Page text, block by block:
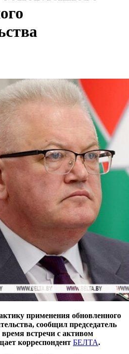
применения обновленного
сообщил председатель
встречи с активом
корреспондент БЕЛТА.